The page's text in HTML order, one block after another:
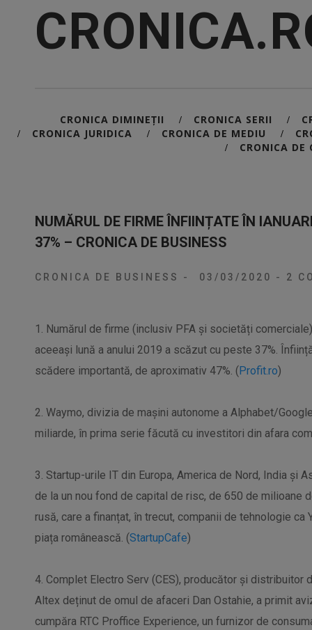
CRONICA DIMINEȚII / CRONICA SERII /
/ CRONICA JURIDICA / CRONICA DE MEDIU /
/ CRONICA DE
NUMĂRUL DE FIRME ÎNFIINȚATE ÎN
37% – CRONICA DE BUSINESS
CRONICA DE BUSINESS - 03/03/2020 - 2
1. Numărul de firme (inclusiv PFA și societăți
aceeași lună a anului 2019 a scăzut cu peste 37%.
scădere importantă, de aproximativ 47%. (Profit.ro)
2. Waymo, divizia de mașini autonome a Alphabet/
miliarde, în prima serie făcută cu investitori din afara
3. Startup-urile IT din Europa, America de Nord, India și
de la un nou fond de capital de risc, de 650 de milioane
rusă, care a finanțat, în trecut, companii de tehnologie
piața românească. (StartupCafe)
4. Complet Electro Serv (CES), producător și distribuitor
Altex deținut de omul de afaceri Dan Ostahie, a primit
cumpăra RTC Proffice Experience, un furnizor de